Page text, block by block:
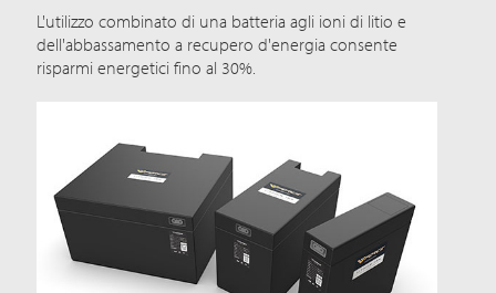
L'utilizzo combinato di una batteria agli ioni di litio e
dell'abbassamento a recupero d'energia consente
risparmi energetici fino al 30%.